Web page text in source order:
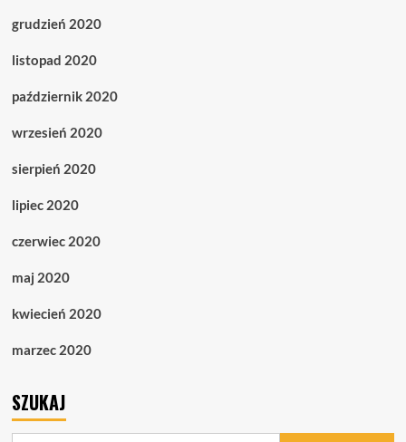
grudzień 2020
listopad 2020
październik 2020
wrzesień 2020
sierpień 2020
lipiec 2020
czerwiec 2020
maj 2020
kwiecień 2020
marzec 2020
SZUKAJ